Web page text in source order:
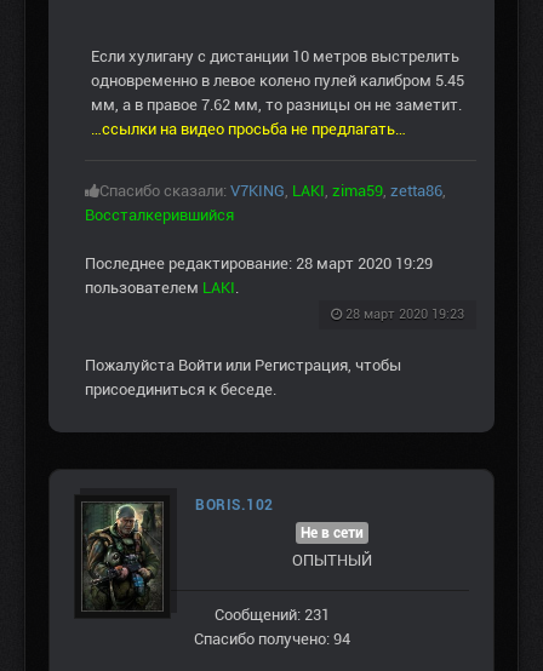
Если хулигану с дистанции 10 метров выстрелить
одновременно в левое колено пулей калибром 5.45
мм, а в правое 7.62 мм, то разницы он не заметит.
…ссылки на видео просьба не предлагать…
Спасибо сказали: V7KING, LAKI, zima59, zetta86,
Воссталкерившийся
Последнее редактирование: 28 март 2020 19:29
пользователем LAKI.
28 март 2020 19:23
Пожалуйста Войти или Регистрация, чтобы
присоединиться к беседе.
BORIS.102
Не в сети
ОПЫТНЫЙ
Сообщений: 231
Спасибо получено: 94